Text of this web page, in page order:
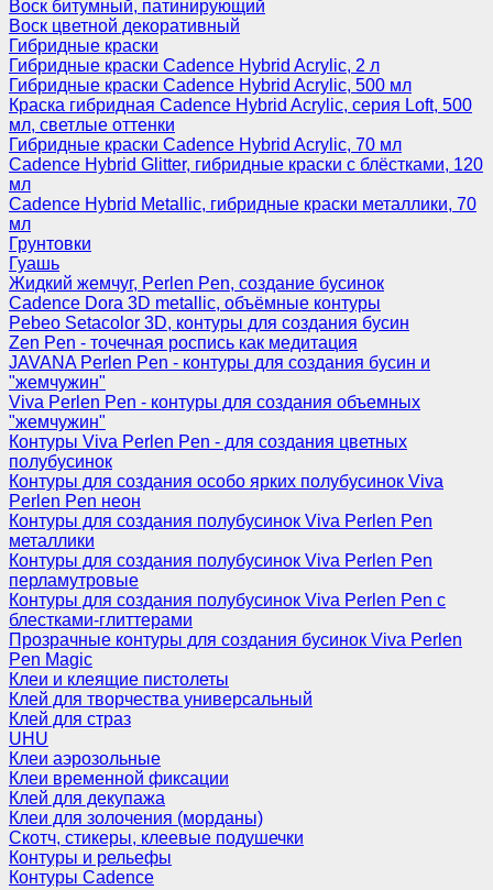
Воск битумный, патинирующий
Воск цветной декоративный
Гибридные краски
Гибридные краски Cadence Hybrid Acrylic, 2 л
Гибридные краски Cadence Hybrid Acrylic, 500 мл
Краска гибридная Cadence Hybrid Acrylic, серия Loft, 500
мл, светлые оттенки
Гибридные краски Cadence Hybrid Acrylic, 70 мл
Cadence Hybrid Glitter, гибридные краски с блёстками, 120
мл
Cadence Hybrid Metallic, гибридные краски металлики, 70
мл
Грунтовки
Гуашь
Жидкий жемчуг, Perlen Pen, создание бусинок
Cadence Dora 3D metallic, объёмные контуры
Pebeo Setacolor 3D, контуры для создания бусин
Zen Pen - точечная роспись как медитация
JAVANA Perlen Pen - контуры для создания бусин и
"жемчужин"
Viva Perlen Pen - контуры для создания объемных
"жемчужин"
Контуры Viva Perlen Pen - для создания цветных
полубусинок
Контуры для создания особо ярких полубусинок Viva
Perlen Pen неон
Контуры для создания полубусинок Viva Perlen Pen
металлики
Контуры для создания полубусинок Viva Perlen Pen
перламутровые
Контуры для создания полубусинок Viva Perlen Pen с
блестками-глиттерами
Прозрачные контуры для создания бусинок Viva Perlen
Pen Magic
Клеи и клеящие пистолеты
Клей для творчества универсальный
Клей для страз
UHU
Клеи аэрозольные
Клеи временной фиксации
Клей для декупажа
Клеи для золочения (морданы)
Скотч, стикеры, клеевые подушечки
Контуры и рельефы
Контуры Cadence